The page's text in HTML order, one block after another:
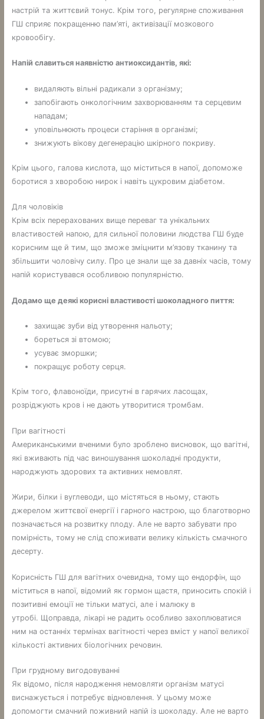
настрій та життєвий тонус. Крім того, регулярне споживання
ГШ сприяє покращенню пам’яті, активізації мозкового
кровообігу.
Напій славиться наявністю антиоксидантів, які:
видаляють вільні радикали з організму;
запобігають онкологічним захворюванням та серцевим
нападам;
уповільнюють процеси старіння в організмі;
знижують вікову дегенерацію шкірного покриву.
Крім цього, галова кислота, що міститься в напої, допоможе
боротися з хворобою нирок і навіть цукровим діабетом.
Для чоловіків
Крім всіх перерахованих вище переваг та унікальних
властивостей напою, для сильної половини людства ГШ буде
корисним ще й тим, що зможе зміцнити м’язову тканину та
збільшити чоловічу силу. Про це знали ще за давніх часів, тому
напій користувався особливою популярністю.
Додамо ще деякі корисні властивості шоколадного пиття:
захищає зуби від утворення нальоту;
бореться зі втомою;
усуває зморшки;
покращує роботу серця.
Крім того, флавоноїди, присутні в гарячих ласощах,
розріджують кров і не дають утворитися тромбам.
При вагітності
Американськими вченими було зроблено висновок, що вагітні,
які вживають під час виношування шоколадні продукти,
народжують здорових та активних немовлят.
Жири, білки і вуглеводи, що містяться в ньому, стають
джерелом життєвої енергії і гарного настрою, що благотворно
позначається на розвитку плоду. Але не варто забувати про
помірність, тому не слід споживати велику кількість смачного
десерту.
Корисність ГШ для вагітних очевидна, тому що ендорфін, що
міститься в напої, відомий як гормон щастя, приносить спокій і
позитивні емоції не тільки матусі, але і малюку в
утробі. Щоправда, лікарі не радить особливо захоплюватися
ним на останніх термінах вагітності через вміст у напої великої
кількості активних біологічних речовин.
При грудному вигодовуванні
Як відомо, після народження немовляти організм матусі
виснажується і потребує відновлення. У цьому може
допомогти смачний поживний напій із шоколаду. Але не варто